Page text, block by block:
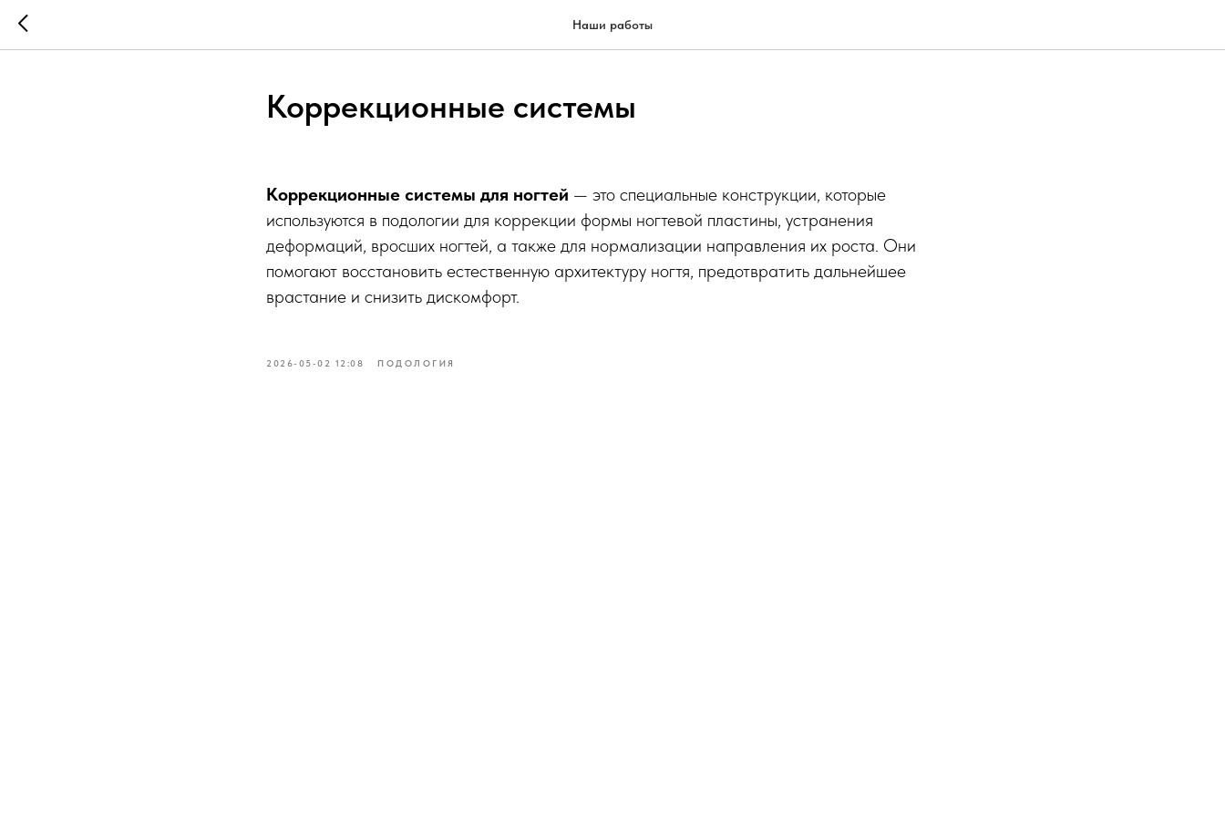
Наши работы
Коррекционные системы
Коррекционные системы для ногтей — это специальные конструкции, которые
используются в подологии для коррекции формы ногтевой пластины, устранения
деформаций, вросших ногтей, а также для нормализации направления их роста. Они
помогают восстановить естественную архитектуру ногтя, предотвратить дальнейшее
врастание и снизить дискомфорт.
2026-05-02 12:08 ПОДОЛОГИЯ